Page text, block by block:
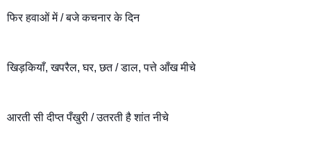
फिर हवाओं में / बजे कचनार के दिन
खिड़कियाँ, खपरैल, घर, छत / डाल, पत्ते आँख मीचे
आरती सी दीप्त पँखुरी / उतरती है शांत नीचे